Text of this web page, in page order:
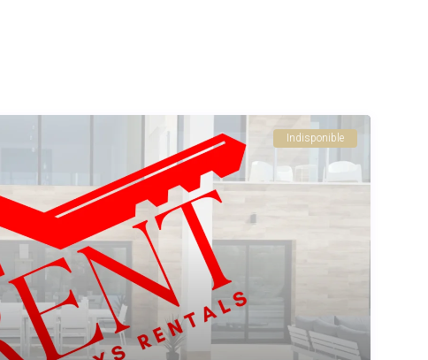
Indisponible